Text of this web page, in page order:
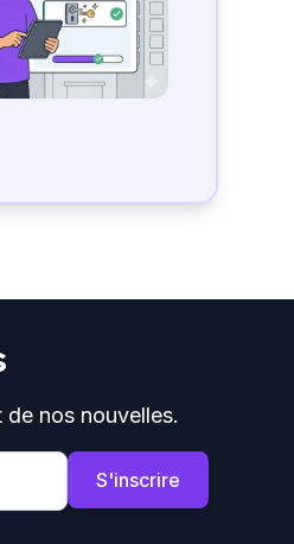
nos nouvelles.
S'inscrire